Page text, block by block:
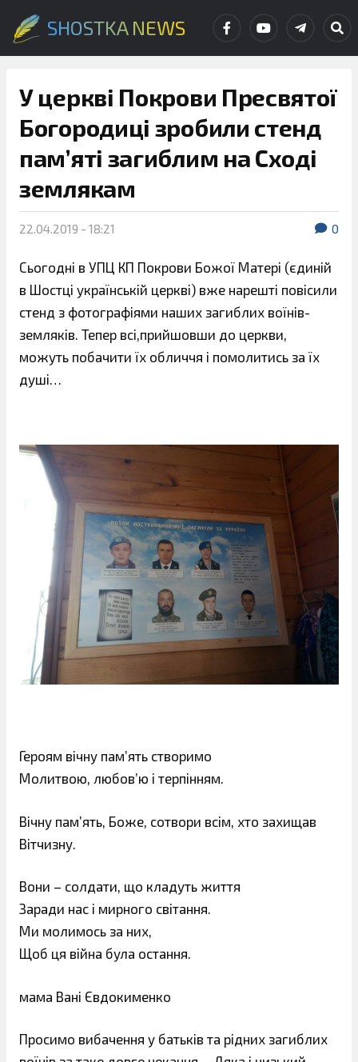
SHOSTKA NEWS
У церкві Покрови Пресвятої
Богородиці зробили стенд
пам’яті загиблим на Сході
землякам
22.04.2019 - 18:21 0
Сьогодні в УПЦ КП Покрови Божої Матері (єдиній
в Шостці українській церкві) вже нарешті повісили
стенд з фотографіями наших загиблих воїнів-
земляків. Тепер всі,прийшовши до церкви,
можуть побачити їх обличчя і помолитись за їх
душі…
Героям вічну пам’ять створимо
Молитвою, любов’ю і терпінням.
Вічну пам’ять, Боже, сотвори всім, хто захищав
Вітчизну.
Вони – солдати, що кладуть життя
Заради нас і мирного світання.
Ми молимось за них,
Щоб ця війна була остання.
мама Вані Євдокименко
Просимо вибачення у батьків та рідних загиблих